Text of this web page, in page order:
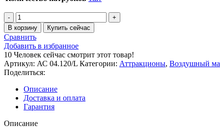
В корзину Купить сейчас
Сравнить
Добавить в избранное
10 Человек сейчас смотрит этот товар!
Артикул: АС 04.120/L Категории: Аттракционы, Воздушный
Поделиться:
Описание
Доставка и оплата
Гарантия
Описание